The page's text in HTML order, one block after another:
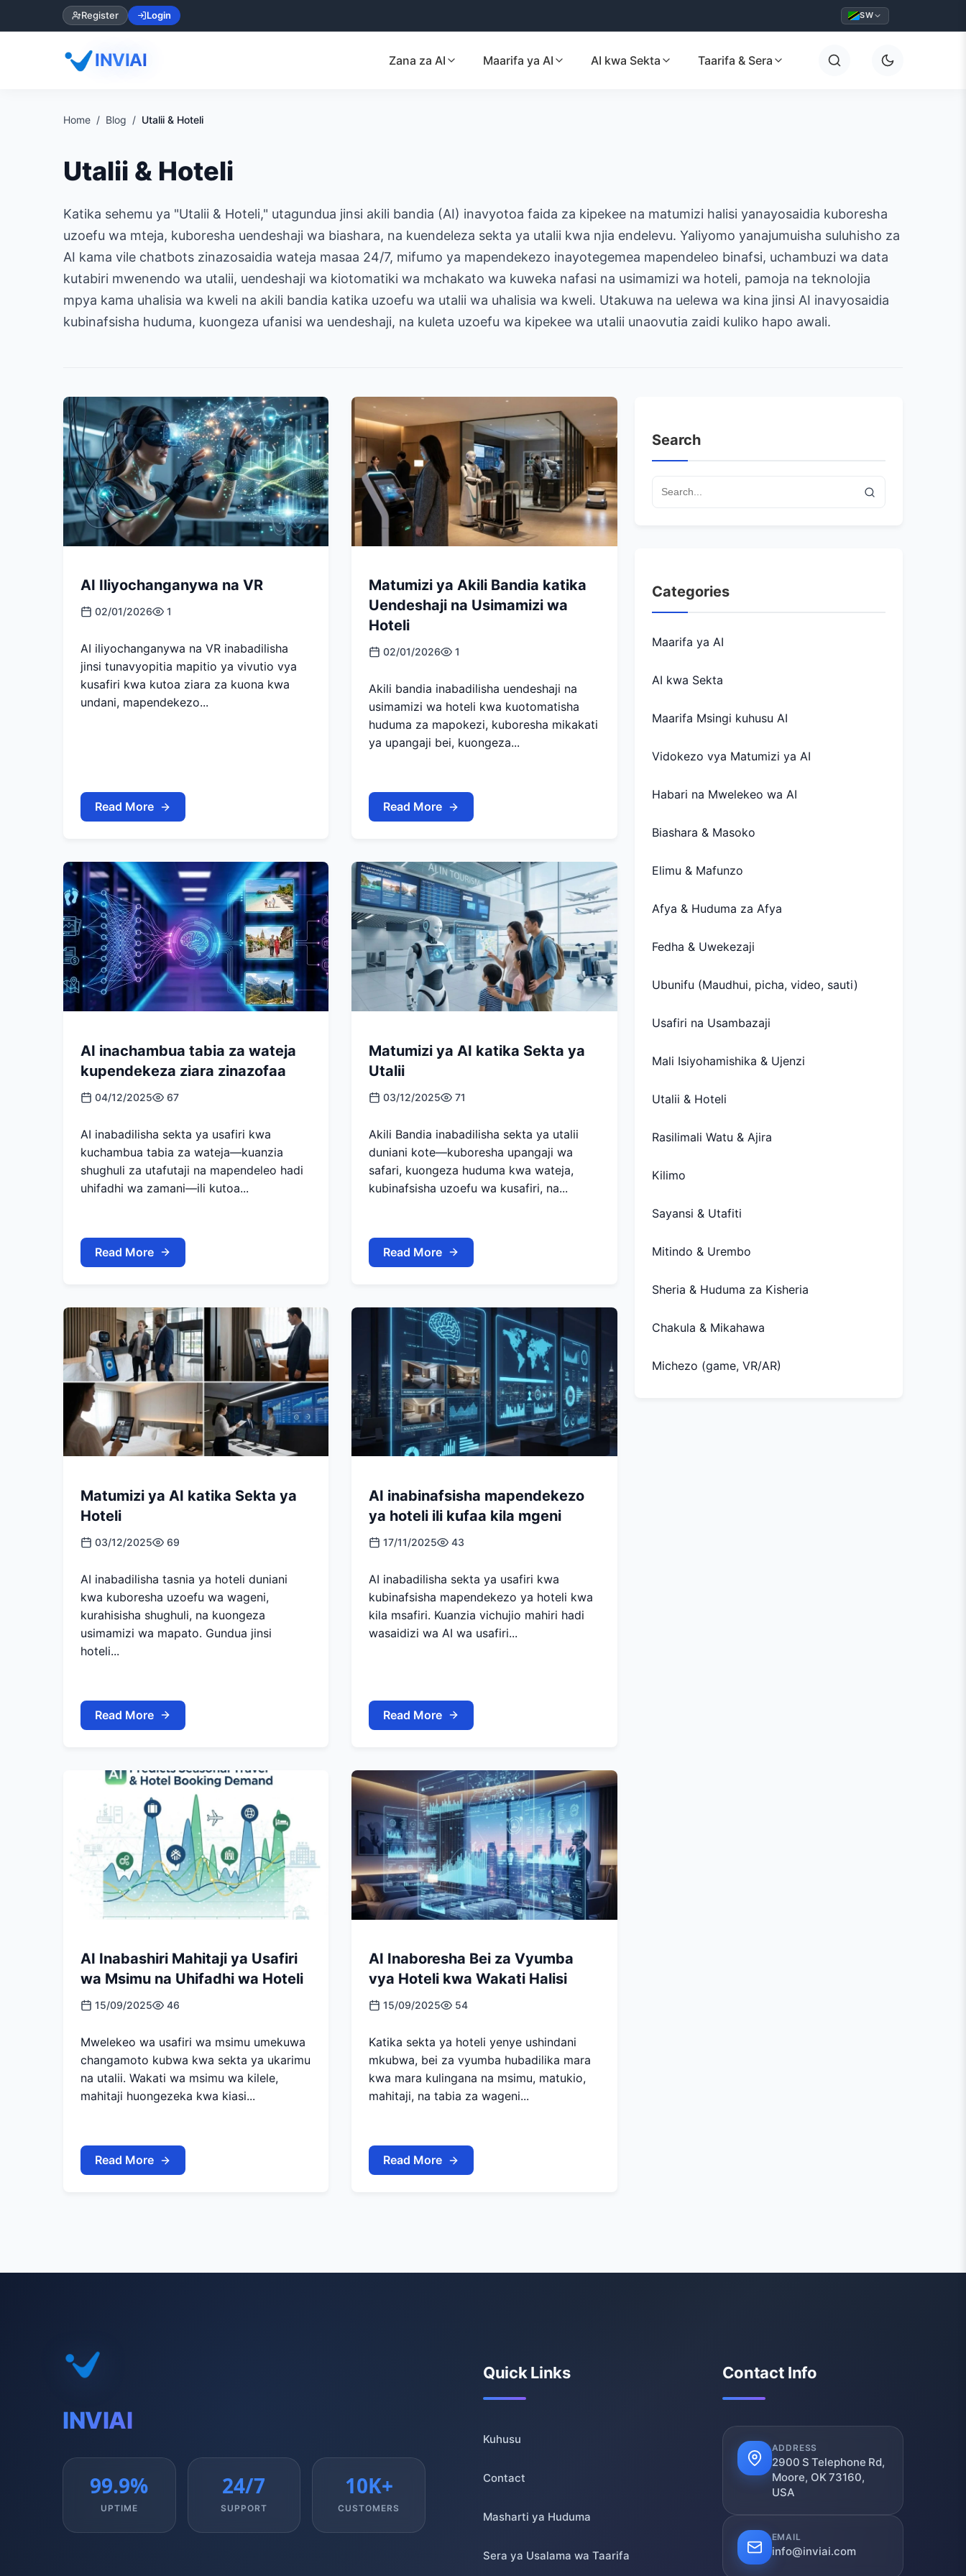
Register Login SW
INVIAI Zana za AI Maarifa ya AI AI kwa Sekta Taarifa & Sera
Home Blog Utalii & Hoteli
Utalii & Hoteli
Katika sehemu ya "Utalii & Hoteli," utagundua jinsi akili bandia (AI) inavyotoa faida za kipekee na matumizi halisi yanayosaidia kuboresha
uzoefu wa mteja, kuboresha uendeshaji wa biashara, na kuendeleza sekta ya utalii kwa njia endelevu. Yaliyomo yanajumuisha suluhisho za
AI kama vile chatbots zinazosaidia wateja masaa 24/7, mifumo ya mapendekezo inayotegemea mapendeleo binafsi, uchambuzi wa data
kutabiri mwenendo wa utalii, uendeshaji wa kiotomatiki wa mchakato wa kuweka nafasi na usimamizi wa hoteli, pamoja na teknolojia
mpya kama uhalisia wa kweli na akili bandia katika uzoefu wa utalii wa uhalisia wa kweli. Utakuwa na uelewa wa kina jinsi AI inavyosaidia
kubinafsisha huduma, kuongeza ufanisi wa uendeshaji, na kuleta uzoefu wa kipekee wa utalii unaovutia zaidi kuliko hapo awali.
AI Iliyochanganywa na VR
02/01/2026 1
AI iliyochanganywa na VR inabadilisha
jinsi tunavyopitia mapitio ya vivutio vya
kusafiri kwa kutoa ziara za kuona kwa
undani, mapendekezo...
Read More
Matumizi ya Akili Bandia katika
Uendeshaji na Usimamizi wa
Hoteli
02/01/2026 1
Akili bandia inabadilisha uendeshaji na
usimamizi wa hoteli kwa kuotomatisha
huduma za mapokezi, kuboresha mikakati
ya upangaji bei, kuongeza...
Read More
AI inachambua tabia za wateja
kupendekeza ziara zinazofaa
04/12/2025 67
AI inabadilisha sekta ya usafiri kwa
kuchambua tabia za wateja—kuanzia
shughuli za utafutaji na mapendeleo hadi
uhifadhi wa zamani—ili kutoa...
Read More
Matumizi ya AI katika Sekta ya
Utalii
03/12/2025 71
Akili Bandia inabadilisha sekta ya utalii
duniani kote—kuboresha upangaji wa
safari, kuongeza huduma kwa wateja,
kubinafsisha uzoefu wa kusafiri, na...
Read More
Matumizi ya AI katika Sekta ya
Hoteli
03/12/2025 69
AI inabadilisha tasnia ya hoteli duniani
kwa kuboresha uzoefu wa wageni,
kurahisisha shughuli, na kuongeza
usimamizi wa mapato. Gundua jinsi
hoteli...
Read More
AI inabinafsisha mapendekezo
ya hoteli ili kufaa kila mgeni
17/11/2025 43
AI inabadilisha sekta ya usafiri kwa
kubinafsisha mapendekezo ya hoteli kwa
kila msafiri. Kuanzia vichujio mahiri hadi
wasaidizi wa AI wa usafiri...
Read More
AI Inabashiri Mahitaji ya Usafiri
wa Msimu na Uhifadhi wa Hoteli
15/09/2025 46
Mwelekeo wa usafiri wa msimu umekuwa
changamoto kubwa kwa sekta ya ukarimu
na utalii. Wakati wa msimu wa kilele,
mahitaji huongezeka kwa kiasi...
Read More
AI Inaboresha Bei za Vyumba
vya Hoteli kwa Wakati Halisi
15/09/2025 54
Katika sekta ya hoteli yenye ushindani
mkubwa, bei za vyumba hubadilika mara
kwa mara kulingana na msimu, matukio,
mahitaji, na tabia za wageni...
Read More
Search
Categories
Maarifa ya AI
AI kwa Sekta
Maarifa Msingi kuhusu AI
Vidokezo vya Matumizi ya AI
Habari na Mwelekeo wa AI
Biashara & Masoko
Elimu & Mafunzo
Afya & Huduma za Afya
Fedha & Uwekezaji
Ubunifu (Maudhui, picha, video, sauti)
Usafiri na Usambazaji
Mali Isiyohamishika & Ujenzi
Utalii & Hoteli
Rasilimali Watu & Ajira
Kilimo
Sayansi & Utafiti
Mitindo & Urembo
Sheria & Huduma za Kisheria
Chakula & Mikahawa
Michezo (game, VR/AR)
INVIAI
99.9%
UPTIME
24/7
SUPPORT
10K+
CUSTOMERS
Quick Links
Kuhusu
Contact
Masharti ya Huduma
Sera ya Usalama wa Taarifa
Contact Info
ADDRESS
2900 S Telephone Rd,
Moore, OK 73160,
USA
EMAIL
info@inviai.com